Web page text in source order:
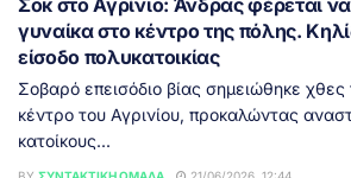
γυναίκα στο κέντρο της πόλης.
είσοδο πολυκατοικίας
Σοβαρό επεισόδιο βίας σημειώθηκε
κέντρο του Αγρινίου, προκαλώντας
κατοίκους...